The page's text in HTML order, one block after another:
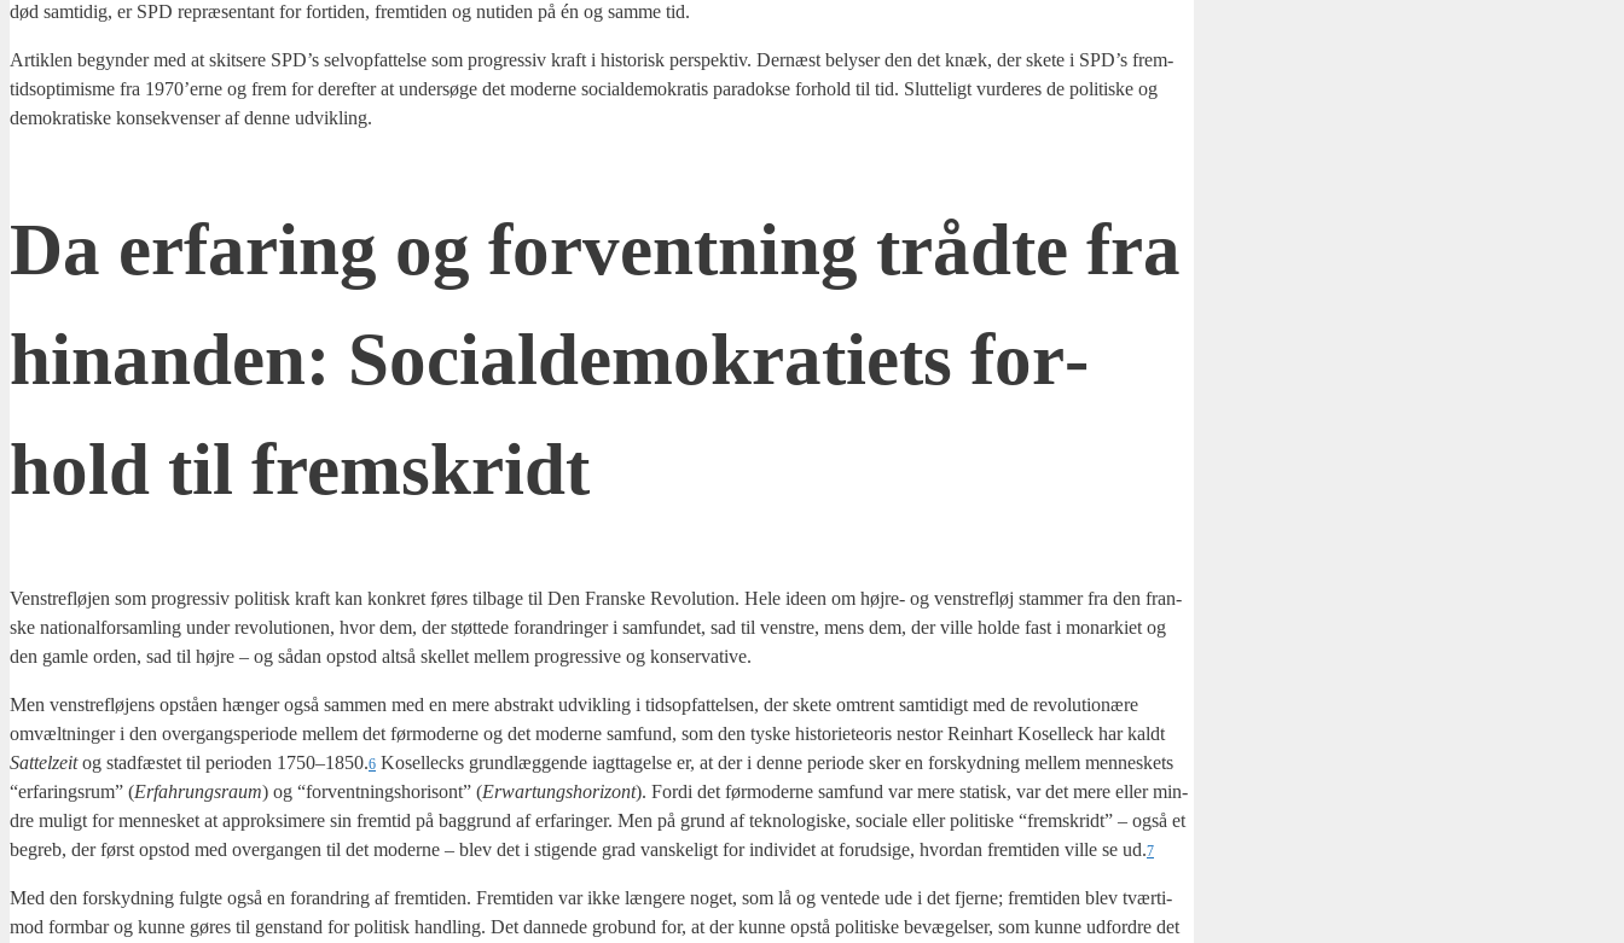
død sam­ti­dig, er SPD repræ­sen­tant for for­ti­den, frem­ti­den og nuti­den på én og sam­me tid.
Artik­len begyn­der med at skit­se­re SPD’s sel­vop­fat­tel­se som pro­gres­siv kraft i histo­risk per­spek­tiv. Der­næst bely­ser den det knæk, der ske­te i SPD’s frem­
tids­op­ti­mis­me fra 1970’erne og frem for der­ef­ter at under­sø­ge det moder­ne soci­al­de­mo­kra­tis para­dok­se for­hold til tid. Slut­te­ligt vur­de­res de poli­ti­ske og
demo­kra­ti­ske kon­se­kven­ser af den­ne udvik­ling.
Da erfa­ring og for­vent­ning trå­d­te fra
hin­an­den: Soci­al­de­mo­kra­tiets for­
hold til frem­skridt
Ven­stre­fløj­en som pro­gres­siv poli­tisk kraft kan kon­kret føres til­ba­ge til Den Fran­ske Revo­lu­tion. Hele ide­en om høj­re- og ven­stre­fløj stam­mer fra den fran­
ske natio­nal­for­sam­ling under revo­lu­tio­nen, hvor dem, der støt­te­de for­an­dring­er i sam­fun­det, sad til ven­stre, mens dem, der vil­le hol­de fast i monar­ki­et og
den gam­le orden, sad til høj­re – og sådan opstod alt­så skel­let mel­lem pro­g­res­si­ve og kon­ser­va­ti­ve.
Men ven­stre­flø­jens opstå­en hæn­ger også sam­men med en mere abstrakt udvik­ling i tids­op­fat­tel­sen, der ske­te omtrent sam­ti­digt med de revo­lu­tio­næ­re
omvælt­nin­ger i den over­gangs­pe­ri­o­de mel­lem det før­moder­ne og det moder­ne sam­fund, som den tyske histo­ri­e­te­o­ris nestor Rein­hart Kosel­leck har kaldt
Sat­telzeitog stad­fæ­stet til peri­o­den 1750–1850.6 Kosel­lecks grund­læg­gen­de iagt­ta­gel­se er, at der i den­ne peri­o­de sker en for­skyd­ning mel­lem men­ne­skets
“erfa­rings­rum” (Erfa­hrungs­raum) og “for­vent­nings­ho­ri­sont” (Erwartungs­ho­rizont). For­di det før­moder­ne sam­fund var mere sta­tisk, var det mere eller min­
dre muligt for men­ne­sket at approk­si­me­re sin frem­tid på bag­grund af erfa­ring­er. Men på grund af tek­no­lo­gi­ske, soci­a­le eller poli­ti­ske “frem­skridt” – også et
begreb, der først opstod med over­gan­gen til det moder­ne – blev det i sti­gen­de grad van­ske­ligt for indi­vi­det at for­ud­si­ge, hvor­dan frem­ti­den vil­le se ud.7
Med den for­skyd­ning fulg­te også en for­an­dring af frem­ti­den. Frem­ti­den var ikke læn­ge­re noget, som lå og ven­te­de ude i det fjer­ne; frem­ti­den blev tvær­ti­
mod form­bar og kun­ne gøres til gen­stand for poli­tisk hand­ling. Det dan­ne­de gro­bund for, at der kun­ne opstå poli­ti­ske bevæ­gel­ser, som kun­ne udfor­dre det